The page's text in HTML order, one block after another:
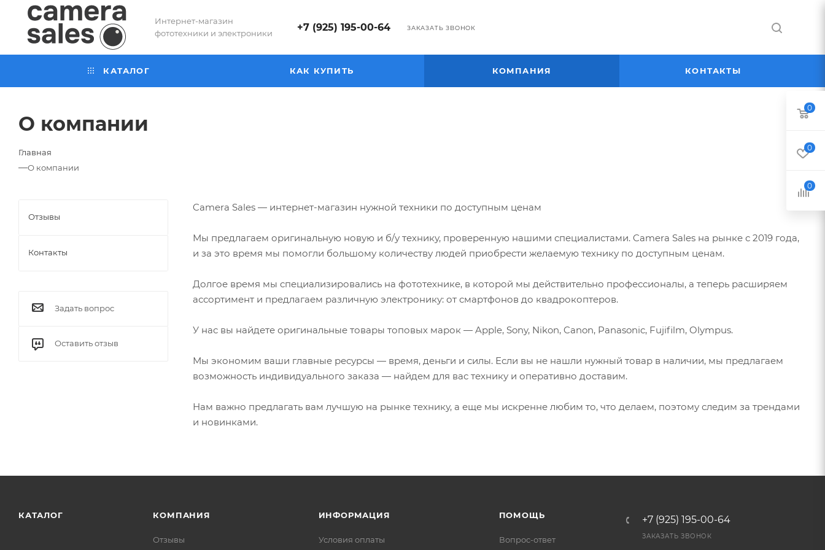
Интернет-магазин
фототехники и электроники
+7 (925) 195-00-64 ЗАКАЗАТЬ ЗВОНОК
КАТАЛОГ КАК КУПИТЬ КОМПАНИЯ КОНТАКТЫ
О компании
Главная
—О компании
Camera Sales — интернет-магазин нужной техники по доступным ценам
Мы предлагаем оригинальную новую и б/у технику, проверенную нашими специалистами. Camera Sales на рынке с 2019 года,
и за это время мы помогли большому количеству людей приобрести желаемую технику по доступным ценам.
Долгое время мы специализировались на фототехнике, в которой мы действительно профессионалы, а теперь расширяем
ассортимент и предлагаем различную электронику: от смартфонов до квадрокоптеров.
У нас вы найдете оригинальные товары топовых марок — Apple, Sony, Nikon, Canon, Panasonic, Fujifilm, Olympus.
Мы экономим ваши главные ресурсы — время, деньги и силы. Если вы не нашли нужный товар в наличии, мы предлагаем
возможность индивидуального заказа — найдем для вас технику и оперативно доставим.
Нам важно предлагать вам лучшую на рынке технику, а еще мы искренне любим то, что делаем, поэтому следим за трендами
и новинками.
Отзывы
Контакты
Задать вопрос
Оставить отзыв
КАТАЛОГ КОМПАНИЯ
Отзывы
ИНФОРМАЦИЯ
Условия оплаты
ПОМОЩЬ
Вопрос-ответ
+7 (925) 195-00-64
ЗАКАЗАТЬ ЗВОНОК
0
0
0